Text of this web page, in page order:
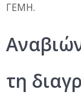
ΓΕΜΗ.
τη